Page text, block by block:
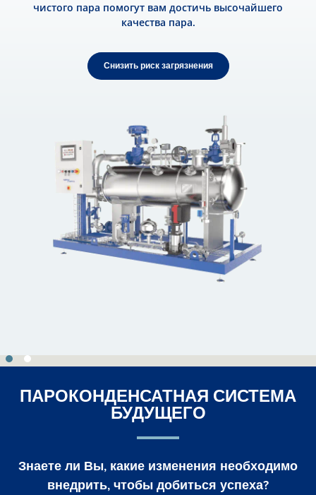
чистого пара помогут вам достичь высочайшего
качества пара.
Снизить риск загрязнения
ПАРОКОНДЕНСАТНАЯ СИСТЕМА
БУДУЩЕГО
Знаете ли Вы, какие изменения необходимо
внедрить, чтобы добиться успеха?